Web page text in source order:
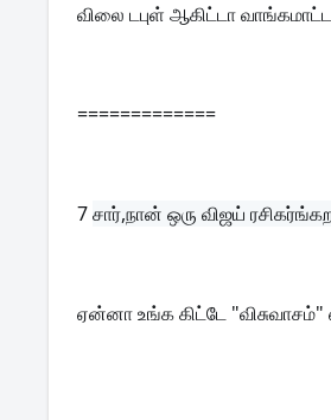
விலை டபுள் ஆகிட்டா
=============
7 சார்,நான் ஒரு விஜய்
ஏன்னா உங்க கிட்டே "விசுவாசம்"